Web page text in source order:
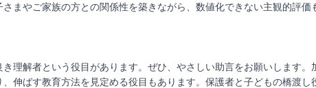
まやご家族の方との関係性を築きながら、数値化できない主観的評価
理解者という役目があります。ぜひ、やさしい助言をお願いします。
伸ばす教育方法を見定める役目もあります。保護者と子どもの橋渡し